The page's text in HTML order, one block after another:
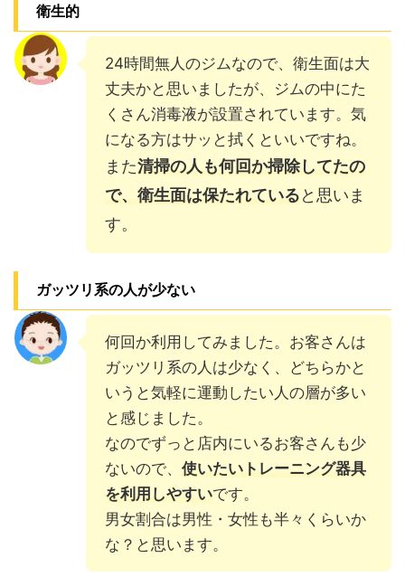
衛生的
24時間無人のジムなので、衛生面は大
丈夫かと思いましたが、ジムの中にた
くさん消毒液が設置されています。気
になる方はサッと拭くといいですね。
また清掃の人も何回か掃除してたの
で、衛生面は保たれていると思いま
す。
ガッツリ系の人が少ない
何回か利用してみました。お客さんは
ガッツリ系の人は少なく、どちらかと
いうと気軽に運動したい人の層が多い
と感じました。
なのでずっと店内にいるお客さんも少
ないので、 使いたいトレーニング器具
を利用しやすいです。
男女割合は男性・女性も半々くらいか
な？と思います。